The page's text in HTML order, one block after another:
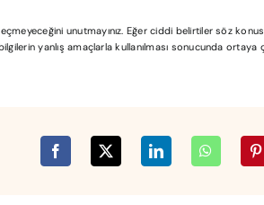
unutmayınız. Eğer ciddi belirtiler söz
yanlış amaçlarla kullanılması sonucunda ortaya